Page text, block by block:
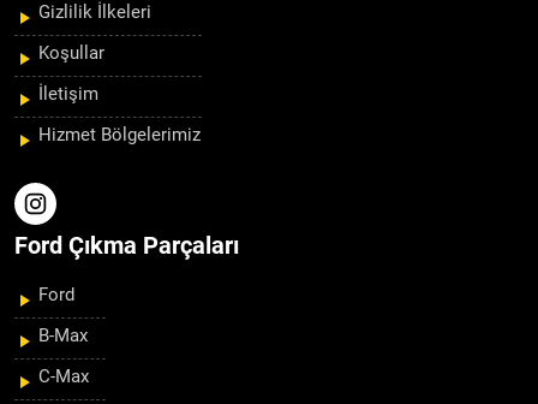
Gizlilik İlkeleri
Koşullar
İletişim
Hizmet Bölgelerimiz
Ford Çıkma Parçaları
Ford
B-Max
C-Max